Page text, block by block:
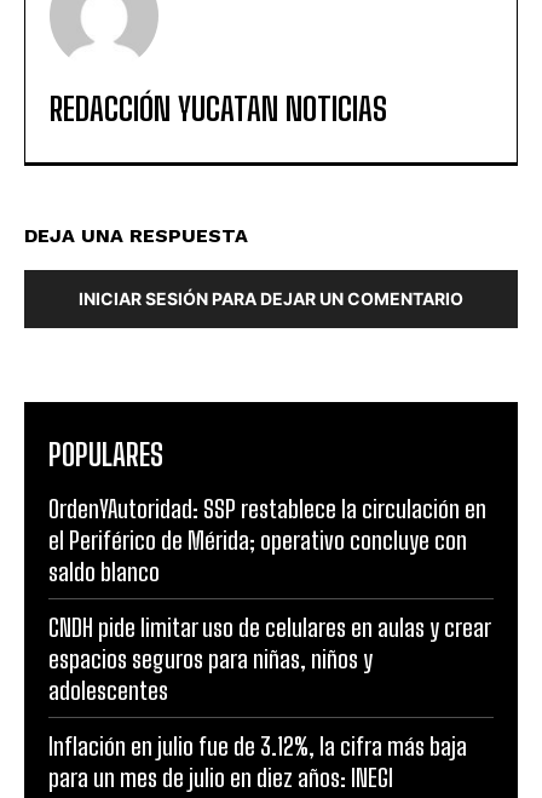
REDACCIÓN YUCATAN NOTICIAS
DEJA UNA RESPUESTA
INICIAR SESIÓN PARA DEJAR UN COMENTARIO
POPULARES
OrdenYAutoridad: SSP restablece la circulación en
el Periférico de Mérida; operativo concluye con
saldo blanco
CNDH pide limitar uso de celulares en aulas y crear
espacios seguros para niñas, niños y
adolescentes
Inflación en julio fue de 3.12%, la cifra más baja
para un mes de julio en diez años: INEGI